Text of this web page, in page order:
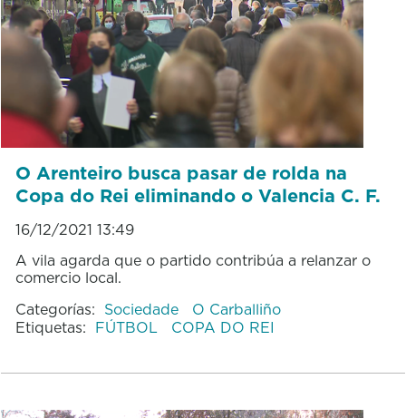
O Arenteiro busca pasar de rolda na
Copa do Rei eliminando o Valencia C. F.
16/12/2021 13:49
A vila agarda que o partido contribúa a relanzar o
comercio local.
Categorías: Sociedade
O Carballiño
Etiquetas: FÚTBOL COPA DO REI